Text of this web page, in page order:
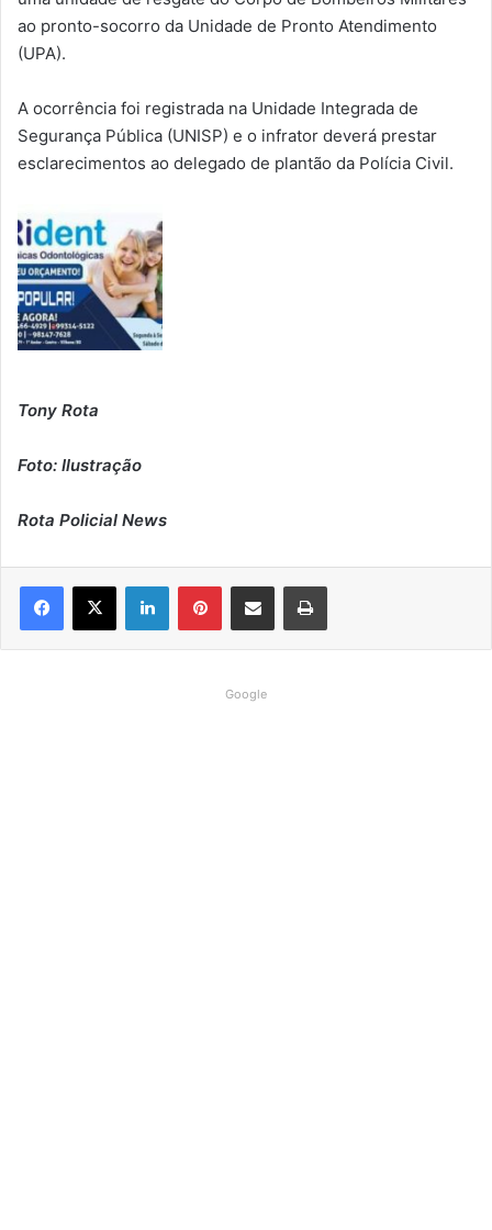
ao pronto-socorro da Unidade de Pronto Atendimento
(UPA).
A ocorrência foi registrada na Unidade Integrada de
Segurança Pública (UNISP) e o infrator deverá prestar
esclarecimentos ao delegado de plantão da Polícia Civil.
Tony Rota
Foto: Ilustração
Rota Policial News
Google